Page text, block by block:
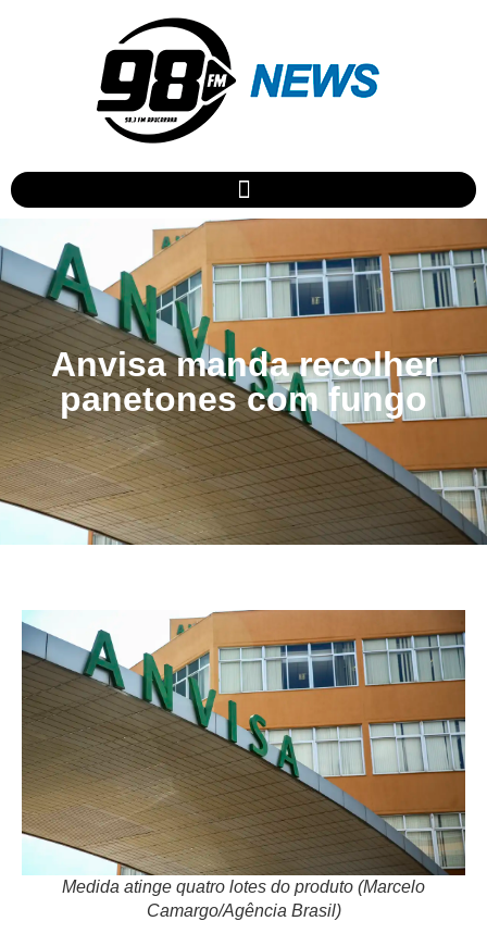
Anvisa manda recolher
panetones com fungo
Medida atinge quatro lotes do produto (Marcelo
Camargo/Agência Brasil)